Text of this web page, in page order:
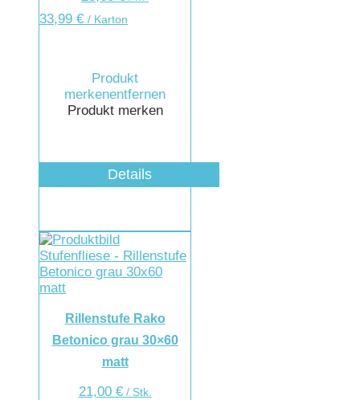
33,99 € / Karton
Produkt
merkenentfernen
Produkt merken
Details
Rillenstufe Rako
Betonico grau 30×60
matt
21,00 €/ Stk.